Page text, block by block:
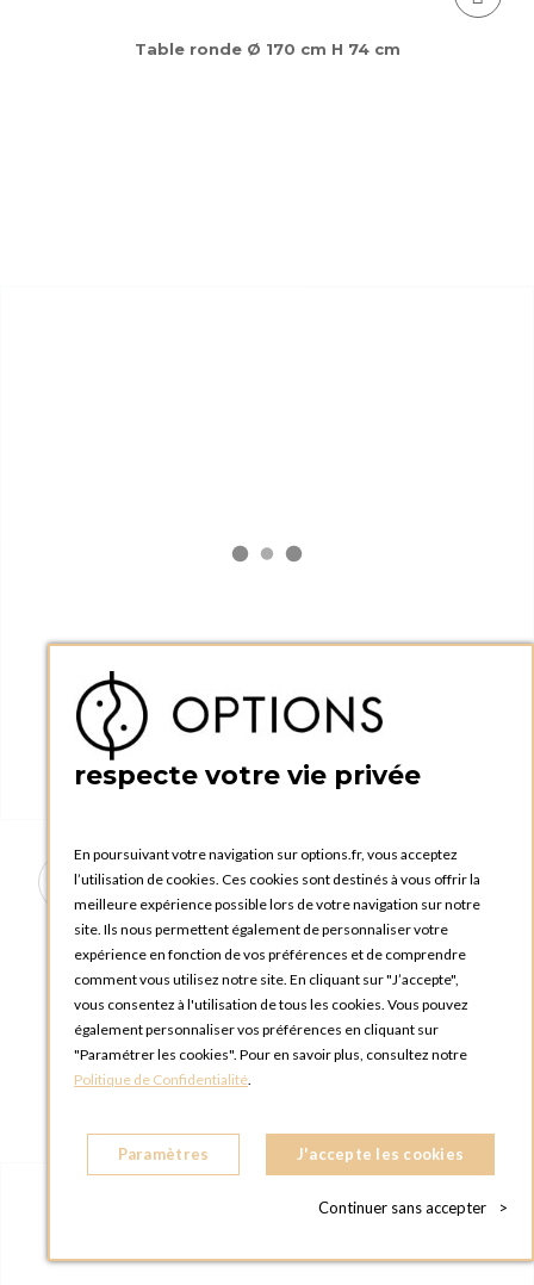
Table ronde Ø 170 cm H 74 cm
Chaise Beverly assise crème
respecte votre vie privée
En poursuivant votre navigation sur options.fr, vous acceptez
l’utilisation de cookies. Ces cookies sont destinés à vous offrir la
meilleure expérience possible lors de votre navigation sur notre
site. Ils nous permettent également de personnaliser votre
expérience en fonction de vos préférences et de comprendre
comment vous utilisez notre site. En cliquant sur "J’accepte",
vous consentez à l'utilisation de tous les cookies. Vous pouvez
également personnaliser vos préférences en cliquant sur
"Paramétrer les cookies". Pour en savoir plus, consultez notre
Politique de Confidentialité.
Paramètres J'accepte les cookies
Continuer sans accepter >